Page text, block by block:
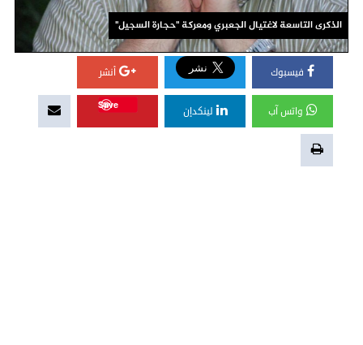
الذكرى التاسعة لاغتيال الجعبري ومعركة "حجارة السجيل"
فيسبوك أنشر
واتس آب لينكدإن
Save